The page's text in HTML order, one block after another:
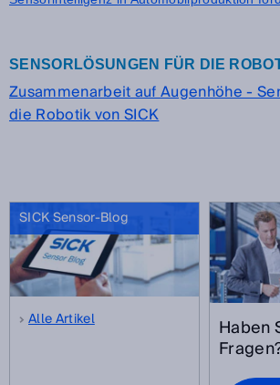
SENSORLÖSUNGEN FÜR DIE
Zusammenarbeit auf Augenhöhe -
die Robotik von SICK
SICK Sensor-Blog
Alle Artikel Haben